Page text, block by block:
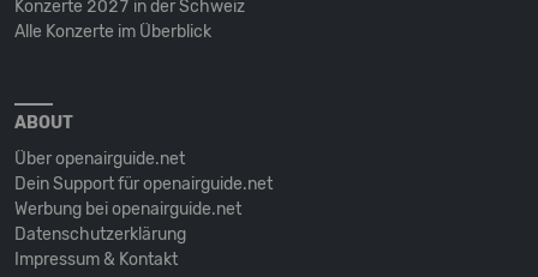
Konzerte 2027 in der Schweiz
Alle Konzerte im Überblick
ABOUT
Über openairguide.net
Dein Support für openairguide.net
Werbung bei openairguide.net
Datenschutz­erklärung
Impressum & Kontakt